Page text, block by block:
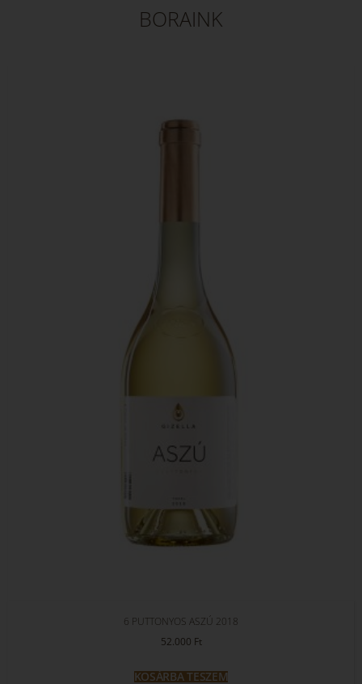
BORAINK
6 PUTTONYOS ASZÚ 2018
52.000 Ft
KOSÁRBA TESZEM